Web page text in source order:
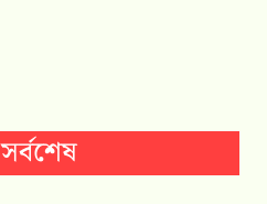
সর্বশেষ